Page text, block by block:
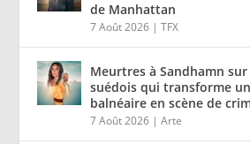
de Manhattan
7 Août 2026 |TFX
Meurtres à Sandhamn
suédois qui transforme
balnéaire en scène de
7 Août 2026 |Arte